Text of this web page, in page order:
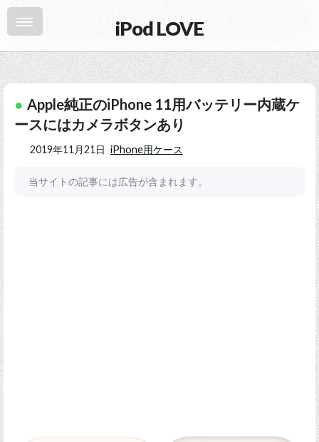
iPod LOVE
Apple純正のiPhone 11用バッテリー内蔵ケ
ースにはカメラボタンあり
2019年11月21日 iPhone用ケース
当サイトの記事には広告が含まれます。